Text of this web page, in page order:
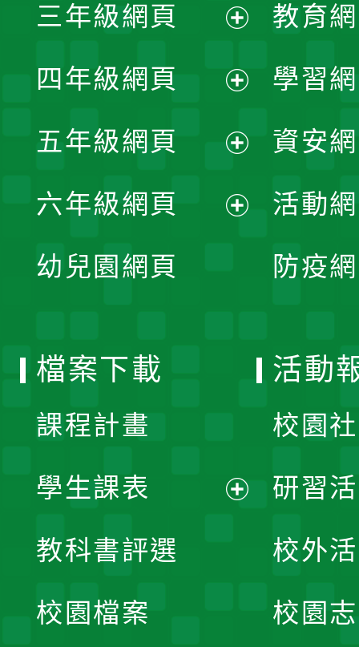
選
單
開
選
單
三年級網頁
開
選
單
四年級網頁
開
選
五年級網頁
開
六年級網頁
幼兒園網頁
教育
學習
資安
活動
防疫
檔案下載
課程計畫
學生課表
教科書評選
校園檔案
活動
校園
研習
校外
校園